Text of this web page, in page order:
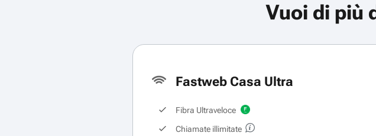
Vuoi di più
Fastweb Casa Ultra
Fibra Ultraveloce
Chiamate illimitate